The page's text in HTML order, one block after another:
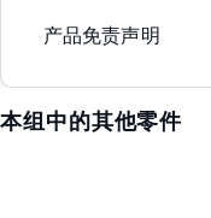
产品免责声明
本组中的其他零件